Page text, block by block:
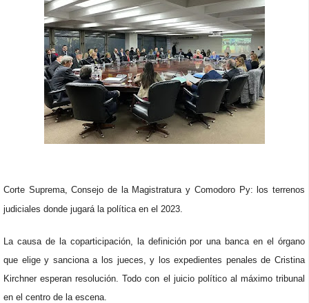
Corte Suprema, Consejo de la Magistratura y Comodoro Py: los terrenos
judiciales donde jugará la política en el 2023.
La causa de la coparticipación, la definición por una banca en el órgano
que elige y sanciona a los jueces, y los expedientes penales de Cristina
Kirchner esperan resolución. Todo con el juicio político al máximo tribunal
en el centro de la escena.